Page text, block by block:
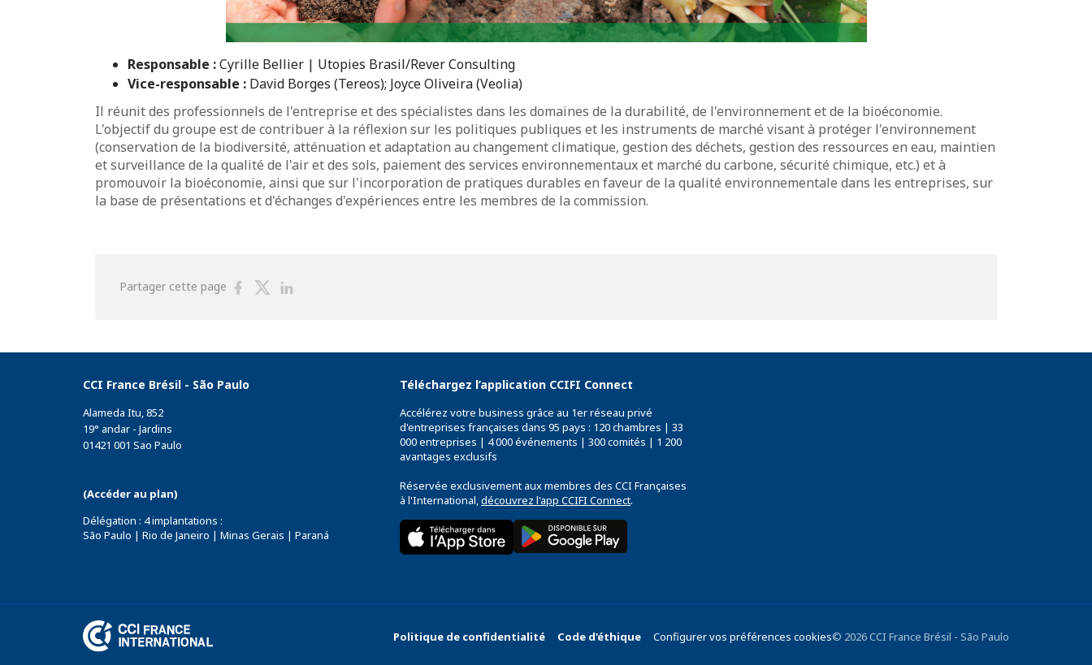
Responsable :Cyrille Bellier | Utopies Brasil/Rever Consulting
Vice-responsable : David Borges (Tereos); Joyce Oliveira (Veolia)
Il réunit des professionnels de l'entreprise et des spécialistes dans les domaines de la durabilité, de l'environnement et de la bioéconomie.
L'objectif du groupe est de contribuer à la réflexion sur les politiques publiques et les instruments de marché visant à protéger l'environnement
(conservation de la biodiversité, atténuation et adaptation au changement climatique, gestion des déchets, gestion des ressources en eau, maintien
et surveillance de la qualité de l'air et des sols, paiement des services environnementaux et marché du carbone, sécurité chimique, etc.) et à
promouvoir la bioéconomie, ainsi que sur l'incorporation de pratiques durables en faveur de la qualité environnementale dans les entreprises, sur
la base de présentations et d'échanges d'expériences entre les membres de la commission.
Partager cette page
PartagerPartager
CCI France Brésil - São Paulo
Alameda Itu, 852
19° andar - Jardins
01421 001 Sao Paulo
(Accéder au plan)
Délégation : 4 implantations :
São Paulo | Rio de Janeiro | Minas Gerais | Paraná
Téléchargez l’application CCIFI Connect
Accélérez votre business grâce au 1er réseau privé
d'entreprises françaises dans 95 pays : 120 chambres | 33
000 entreprises | 4 000 événements | 300 comités | 1 200
avantages exclusifs
Réservée exclusivement aux membres des CCI Françaises
à l'International,découvrez l'app CCIFI Connect.
Politique de confidentialité Code d'éthique Configurer vos préférences cookies© 2026 CCI France Brésil - São Paulo